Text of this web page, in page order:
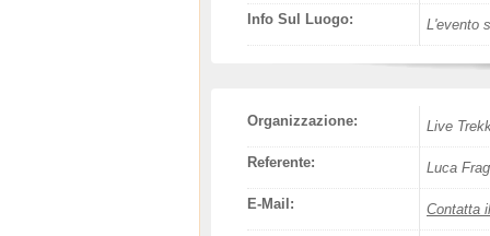
Info Sul Luogo: L'evento
Organizzazione: Live
Referente: Luca
E-Mail: Contatta